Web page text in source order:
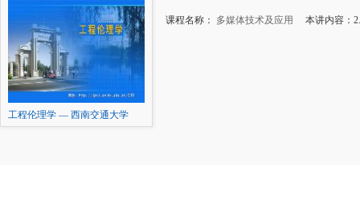
工程伦理学 — 西南交通大学
课程名称： 多媒体技术及应用 本讲内容：